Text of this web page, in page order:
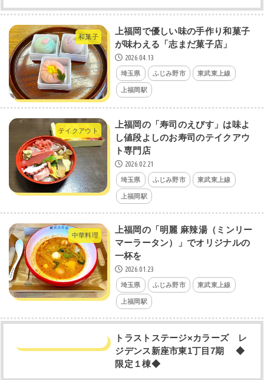
和菓子
上福岡で優しい味の手作り和菓子
が味わえる「志まだ菓子店」
2026.04.13
埼玉県 ふじみ野市 東武東上線
上福岡駅
テイクアウト
上福岡の「寿司のえびす」は味よ
し値段よしのお寿司のテイクアウ
ト専門店
2026.02.21
埼玉県 ふじみ野市 東武東上線
上福岡駅
中華料理
上福岡の「明麗 麻辣湯（ミンリー
マーラータン）」でオリジナルの
一杯を
2026.01.23
埼玉県 ふじみ野市 東武東上線
上福岡駅
トラストステージ×カラーズ レ
ジデンス新座市東1丁目7期 ◆
限定１棟◆